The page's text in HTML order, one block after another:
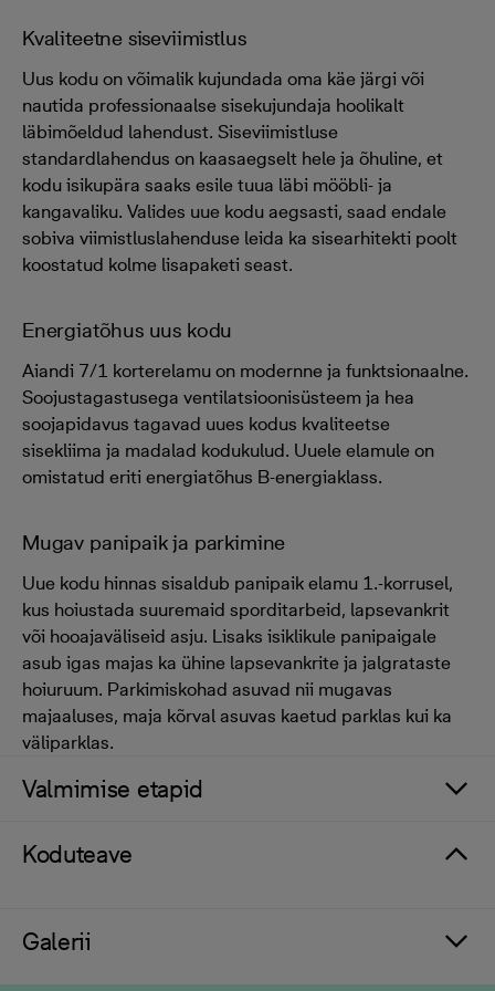
Kvaliteetne siseviimistlus
Uus kodu on võimalik kujundada oma käe järgi või
nautida professionaalse sisekujundaja hoolikalt
läbimõeldud lahendust. Siseviimistluse
standardlahendus on kaasaegselt hele ja õhuline, et
kodu isikupära saaks esile tuua läbi mööbli- ja
kangavaliku. Valides uue kodu aegsasti, saad endale
sobiva viimistluslahenduse leida ka sisearhitekti poolt
koostatud kolme lisapaketi seast.
Energiatõhus uus kodu
Aiandi 7/1 korterelamu on modernne ja funktsionaalne.
Soojustagastusega ventilatsioonisüsteem ja hea
soojapidavus tagavad uues kodus kvaliteetse
sisekliima ja madalad kodukulud. Uuele elamule on
omistatud eriti energiatõhus B-energiaklass.
Mugav panipaik ja parkimine
Uue kodu hinnas sisaldub panipaik elamu 1.-korrusel,
kus hoiustada suuremaid sporditarbeid, lapsevankrit
või hooajaväliseid asju. Lisaks isiklikule panipaigale
asub igas majas ka ühine lapsevankrite ja jalgrataste
hoiuruum. Parkimiskohad asuvad nii mugavas
majaaluses, maja kõrval asuvas kaetud parklas kui ka
väliparklas.
Valmimise etapid
Koduteave
Galerii